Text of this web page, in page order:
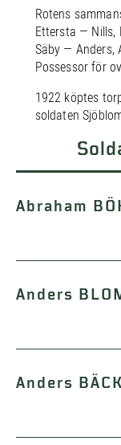
Rotens
Ettersta — Nills,
Säby — Anders,
Possessor för
1922 köptes
soldaten
Abraham
Anders
Anders